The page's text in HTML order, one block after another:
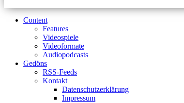
Content
Features
Videospiele
Videoformate
Audiopodcasts
Gedöns
RSS-Feeds
Kontakt
Datenschutzerklärung
Impressum